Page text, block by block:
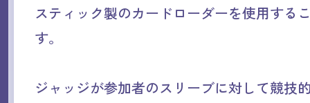
スティック製のカードローダーを使用する
す。
ジャッジが参加者のスリーブに対して競技